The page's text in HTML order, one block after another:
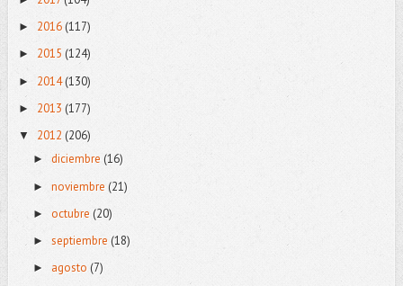
► 2016 (117)
► 2015 (124)
► 2014(130)
► 2013 (177)
▼ 2012 (206)
► diciembre (16)
► noviembre (21)
► octubre (20)
► septiembre (18)
► agosto (7)